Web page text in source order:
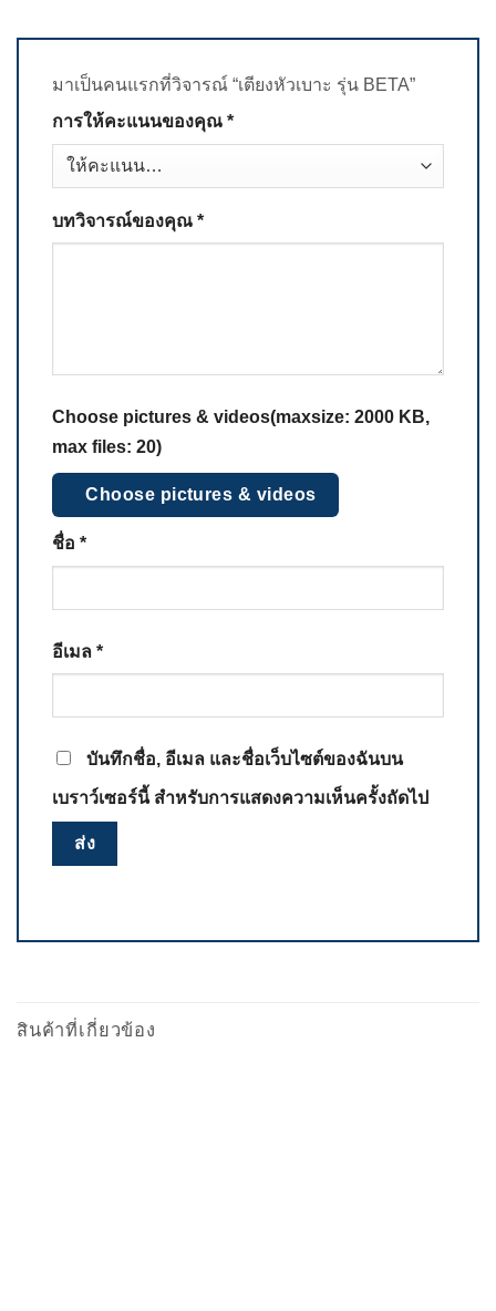
มาเป็นคนแรกที่วิจารณ์ “เตียงหัวเบาะ รุ่น BETA”
การให้คะแนนของคุณ *
บทวิจารณ์ของคุณ *
Choose pictures & videos(maxsize: 2000 KB,
max files: 20)
Choose pictures & videos
ชื่อ *
อีเมล *
บันทึกชื่อ, อีเมล และชื่อเว็บไซต์ของฉันบน
เบราว์เซอร์นี้ สำหรับการแสดงความเห็นครั้งถัดไป
สินค้าที่เกี่ยวข้อง